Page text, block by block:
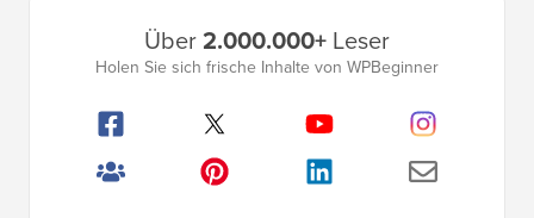
Seitenleistenmenü
Über2.000.000+ Leser
Holen Sie sich frische Inhalte von WPBeginner